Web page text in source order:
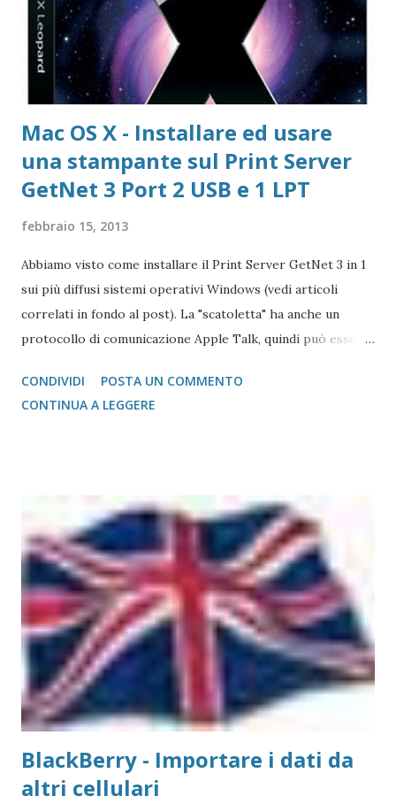
di Download di VLC Pix Resizer for Windows Pagina
dell'autore del progr...
Mac OS X - Installare ed usare
una stampante sul Print Server
GetNet 3 Port 2 USB e 1 LPT
febbraio 15, 2013
Abbiamo visto come installare il Print Server GetNet 3 in 1
sui più diffusi sistemi operativi Windows (vedi articoli
correlati in fondo al post). La "scatoletta" ha anche un
protocollo di comunicazione Apple Talk, quindi può essere
gestione post script integrata (quasi tutte le stampanti
salvo quelle del gruppo Ricoh che hanno bisogno di un
non è necessario scegliere tra moltissimi modelli, ma si
gestisce in modo più semplice. Purtroppo sul Mac non è
possibile (allo stato attuale) collegare print server di tipo
TP-Link, ovvero replicatori di porta USB su Lan, in quanto
non esiste un driver adatto. Detto questo, consideriamo la
stampante che vogliamo collegare al Mac. Il caso che
abbiamo usato nei precedenti post,...
CONDIVIDI
POSTA UN COMMENTO
CONTINUA A LEGGERE
BlackBerry - Importare i dati da
altri cellulari